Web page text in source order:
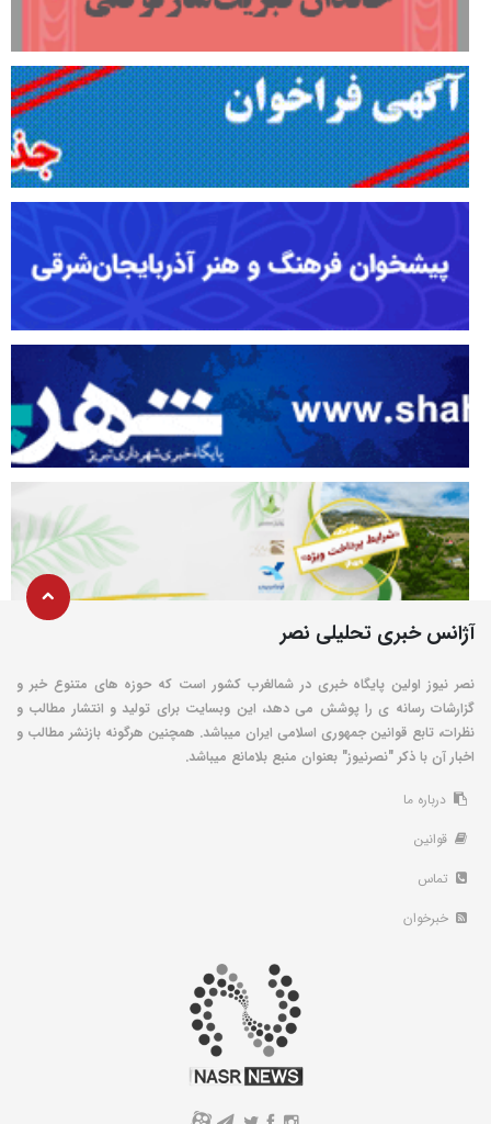
آژانس خبری تحلیلی نصر
نصر نیوز اولین پایگاه خبری در شمالغرب کشور است که حوزه های متنوع خبر و
گزارشات رسانه ی را پوشش می دهد، این وبسایت برای تولید و انتشار مطالب و
نظرات، تابع قوانین جمهوری اسلامی ایران میباشد. همچنین هرگونه بازنشر مطالب و
اخبار آن با ذکر "نصرنیوز" بعنوان منبع بلامانع میباشد.
درباره ما
قوانین
تماس
خبرخوان